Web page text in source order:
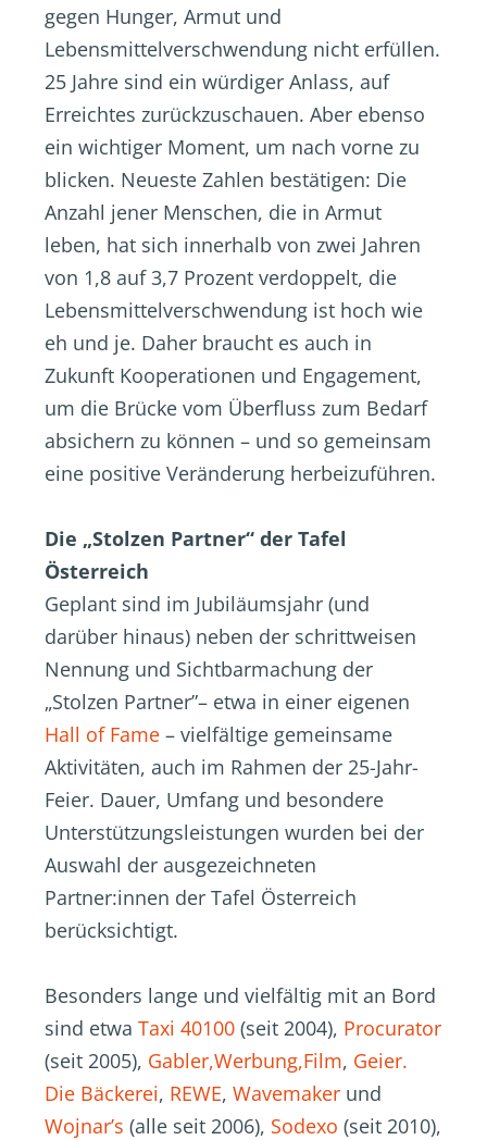
gegen Hunger, Armut und
Lebensmittelverschwendung nicht erfüllen.
25 Jahre sind ein würdiger Anlass, auf
Erreichtes zurückzuschauen. Aber ebenso
ein wichtiger Moment, um nach vorne zu
blicken. Neueste Zahlen bestätigen: Die
Anzahl jener Menschen, die in Armut
leben, hat sich innerhalb von zwei Jahren
von 1,8 auf 3,7 Prozent verdoppelt, die
Lebensmittelverschwendung ist hoch wie
eh und je. Daher braucht es auch in
Zukunft Kooperationen und Engagement,
um die Brücke vom Überfluss zum Bedarf
absichern zu können – und so gemeinsam
eine positive Veränderung herbeizuführen.
Die „Stolzen Partner“ der Tafel
Österreich
Geplant sind im Jubiläumsjahr (und
darüber hinaus) neben der schrittweisen
Nennung und Sichtbarmachung der
„Stolzen Partner”– etwa in einer eigenen
Hall of Fame – vielfältige gemeinsame
Aktivitäten, auch im Rahmen der 25-Jahr-
Feier. Dauer, Umfang und besondere
Unterstützungsleistungen wurden bei der
Auswahl der ausgezeichneten
Partner:innen der Tafel Österreich
berücksichtigt.
Besonders lange und vielfältig mit an Bord
sind etwa Taxi 40100 (seit 2004), Procurator
(seit 2005), Gabler,Werbung,Film, Geier.
Die Bäckerei, REWE, Wavemaker und
Wojnar’s (alle seit 2006), Sodexo (seit 2010),